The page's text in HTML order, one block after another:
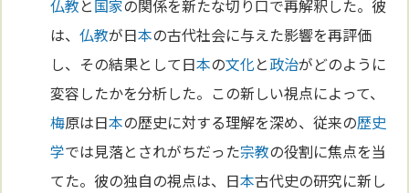
仏教と国家の関係を新たな切り口で再解釈した。彼
は、仏教が日本の古代社会に与えた影響を再評価
し、その結果として日本の文化と政治がどのように
変容したかを分析した。この新しい視点によって、
梅原は日本の歴史に対する理解を深め、従来の歴史
学では見落とされがちだった宗教の役割に焦点を当
てた。彼の独自の視点は、日本古代史の研究に新し